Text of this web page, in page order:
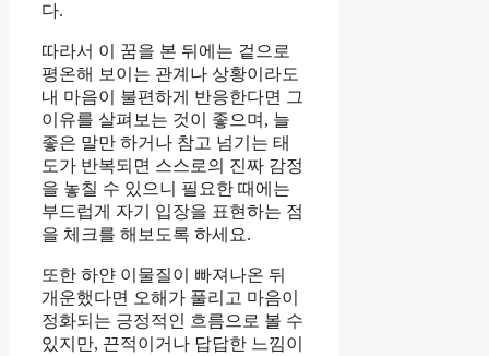
다.
따라서 이 꿈을 본 뒤에는 겉으로
평온해 보이는 관계나 상황이라도
내 마음이 불편하게 반응한다면 그
이유를 살펴보는 것이 좋으며, 늘
좋은 말만 하거나 참고 넘기는 태
도가 반복되면 스스로의 진짜 감정
을 놓칠 수 있으니 필요한 때에는
부드럽게 자기 입장을 표현하는 점
을 체크를 해보도록 하세요.
또한 하얀 이물질이 빠져나온 뒤
개운했다면 오해가 풀리고 마음이
정화되는 긍정적인 흐름으로 볼 수
있지만, 끈적이거나 답답한 느낌이